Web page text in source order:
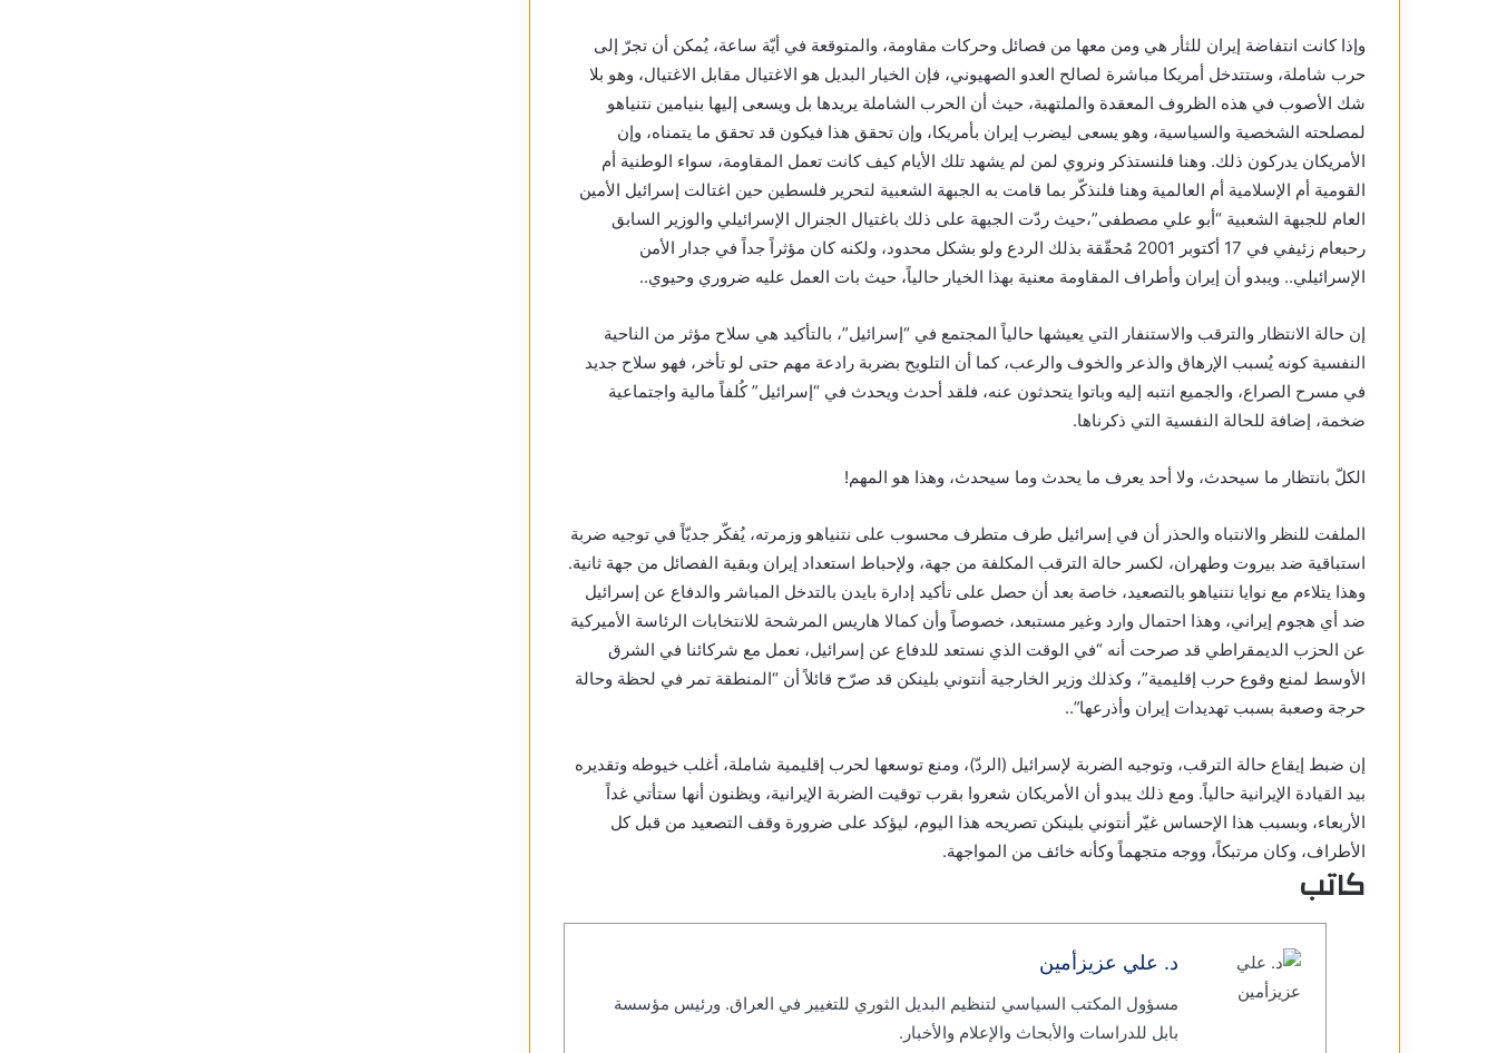
وإذا كانت انتفاضة إيران للثأر هي ومن معها من فصائل وحركات مقاومة، والمتوقعة في أيّة ساعة، يُمكن أن تجرّ إلى
حرب شاملة، وستتدخل أمريكا مباشرة لصالح العدو الصهيوني، فإن الخيار البديل هو الاغتيال مقابل الاغتيال، وهو بلا
شك الأصوب في هذه الظروف المعقدة والملتهبة، حيث أن الحرب الشاملة يريدها بل ويسعى إليها بنيامين نتنياهو
لمصلحته الشخصية والسياسية، وهو يسعى ليضرب إيران بأمريكا، وإن تحقق هذا فيكون قد تحقق ما يتمناه، وإن
الأمريكان يدركون ذلك. وهنا فلنستذكر ونروي لمن لم يشهد تلك الأيام كيف كانت تعمل المقاومة، سواء الوطنية أم
القومية أم الإسلامية أم العالمية وهنا فلنذكّر بما قامت به الجبهة الشعبية لتحرير فلسطين حين اغتالت إسرائيل الأمين
العام للجبهة الشعبية “أبو علي مصطفى”،حيث ردّت الجبهة على ذلك باغتيال الجنرال الإسرائيلي والوزير السابق
رحبعام زئيفي في 17 أكتوبر 2001 مُحقّقة بذلك الردع ولو بشكل محدود، ولكنه كان مؤثراً جداً في جدار الأمن
الإسرائيلي.. ويبدو أن إيران وأطراف المقاومة معنية بهذا الخيار حالياً، حيث بات العمل عليه ضروري وحيوي..
إن حالة الانتظار والترقب والاستنفار التي يعيشها حالياً المجتمع في “إسرائيل”، بالتأكيد هي سلاح مؤثر من الناحية
النفسية كونه يُسبب الإرهاق والذعر والخوف والرعب، كما أن التلويح بضربة رادعة مهم حتى لو تأخر، فهو سلاح جديد
في مسرح الصراع، والجميع انتبه إليه وباتوا يتحدثون عنه، فلقد أحدث ويحدث في “إسرائيل” كُلفاً مالية واجتماعية
ضخمة، إضافة للحالة النفسية التي ذكرناها.
الكلّ بانتظار ما سيحدث، ولا أحد يعرف ما يحدث وما سيحدث، وهذا هو المهم!
الملفت للنظر والانتباه والحذر أن في إسرائيل طرف متطرف محسوب على نتنياهو وزمرته، يُفكّر جديّاً في توجيه ضربة
استباقية ضد بيروت وطهران، لكسر حالة الترقب المكلفة من جهة، ولإحباط استعداد إيران وبقية الفصائل من جهة ثانية.
وهذا يتلاءم مع نوايا نتنياهو بالتصعيد، خاصة بعد أن حصل على تأكيد إدارة بايدن بالتدخل المباشر والدفاع عن إسرائيل
ضد أي هجوم إيراني، وهذا احتمال وارد وغير مستبعد، خصوصاً وأن كمالا هاريس المرشحة للانتخابات الرئاسة الأميركية
عن الحزب الديمقراطي قد صرحت أنه “في الوقت الذي نستعد للدفاع عن إسرائيل، نعمل مع شركائنا في الشرق
الأوسط لمنع وقوع حرب إقليمية”، وكذلك وزير الخارجية أنتوني بلينكن قد صرّح قائلاً أن “المنطقة تمر في لحظة وحالة
حرجة وصعبة بسبب تهديدات إيران وأذرعها”..
إن ضبط إيقاع حالة الترقب، وتوجيه الضربة لإسرائيل (الردّ)، ومنع توسعها لحرب إقليمية شاملة، أغلب خيوطه وتقديره
بيد القيادة الإيرانية حالياً. ومع ذلك يبدو أن الأمريكان شعروا بقرب توقيت الضربة الإيرانية، ويظنون أنها ستأتي غداً
الأربعاء، وبسبب هذا الإحساس غيّر أنتوني بلينكن تصريحه هذا اليوم، ليؤكد على ضرورة وقف التصعيد من قبل كل
الأطراف، وكان مرتبكاً، ووجه متجهماً وكأنه خائف من المواجهة.
كاتب
د. علي عزيزأمين
مسؤول المكتب السياسي لتنظيم البديل الثوري للتغيير في العراق. ورئيس مؤسسة
بابل للدراسات والأبحاث والإعلام والأخبار.